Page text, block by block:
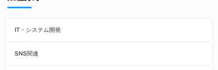
IT・システム開発
SNS関連